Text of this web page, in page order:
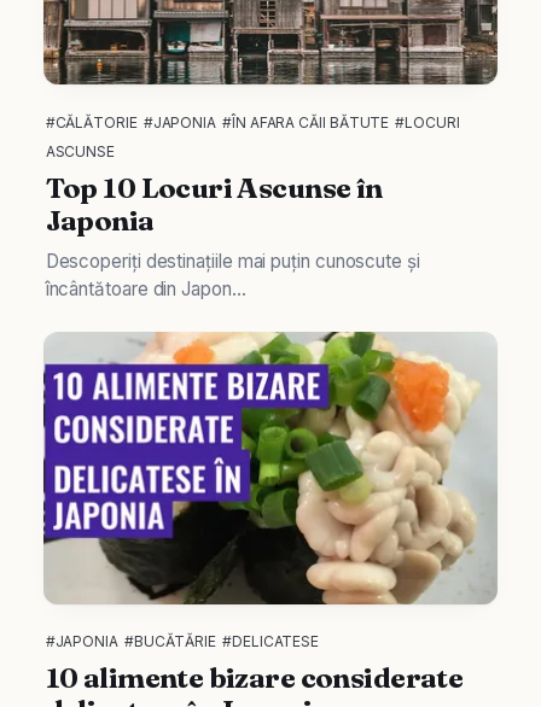
#CĂLĂTORIE #JAPONIA #ÎN AFARA CĂII BĂTUTE #LOCURI
ASCUNSE
Top 10 Locuri Ascunse în
Japonia
Descoperiți destinațiile mai puțin cunoscute și
încântătoare din Japon...
#JAPONIA #BUCĂTĂRIE #DELICATESE
10 alimente bizare considerate